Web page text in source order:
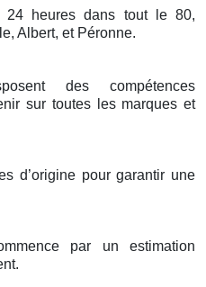
24 heures dans tout le 80,
Albert, et Péronne.
des compétences
sur toutes les marques et
d’origine pour garantir une
par un estimation